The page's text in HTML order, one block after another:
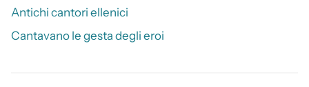
Antichi cantori ellenici
Cantavano le gesta degli eroi